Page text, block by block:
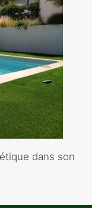
dans son